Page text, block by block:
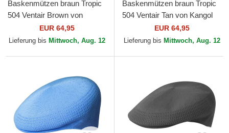
Baskenmützen braun Tropic
504 Ventair Brown von
EUR 64,95
Lieferung bis Mittwoch, Aug. 12
Baskenmützen braun Tropic
504 Ventair Tan von Kangol
EUR 64,95
Lieferung bis Mittwoch, Aug. 12